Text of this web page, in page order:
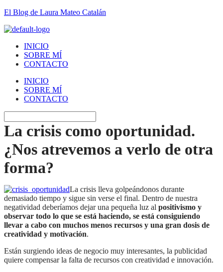
El Blog de Laura Mateo Catalán
INICIO
SOBRE MÍ
CONTACTO
INICIO
SOBRE MÍ
CONTACTO
La crisis como oportunidad.
¿Nos atrevemos a verlo de otra
forma?
La crisis lleva golpeándonos durante
demasiado tiempo y sigue sin verse el final. Dentro de nuestra
negatividad deberíamos dejar una pequeña luz al positivismo y
observar todo lo que se está haciendo, se está consiguiendo
llevar a cabo con muchos menos recursos y una gran dosis de
creatividad y motivación.
Están surgiendo ideas de negocio muy interesantes, la publicidad
quiere compensar la falta de recursos con creatividad e innovación.